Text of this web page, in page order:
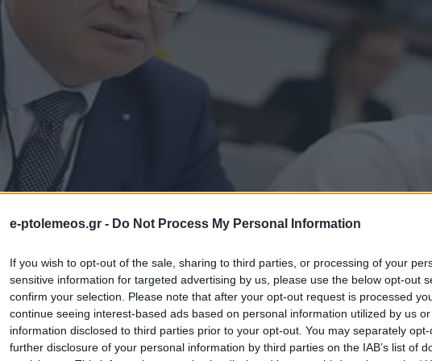
e-ptolemeos.gr - Do Not Process My Personal Information
If you wish to opt-out of the sale, sharing to third parties, or processing of your
sensitive information for targeted advertising by us, please use the below opt-out
confirm your selection. Please note that after your opt-out request is processed
continue seeing interest-based ads based on personal information utilized by us
information disclosed to third parties prior to your opt-out. You may separately
further disclosure of your personal information by third parties on the IAB’s list of
Τάσος Σιδηρόπουλος